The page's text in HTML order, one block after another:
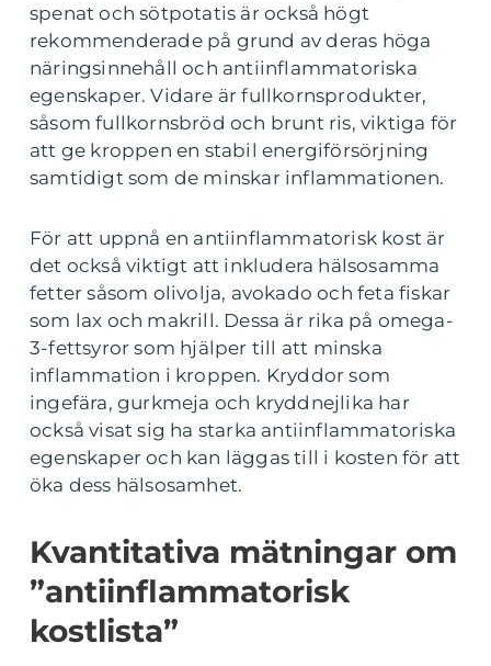
spenat och sötpotatis är också högt
rekommenderade på grund av deras höga
näringsinnehåll och antiinflammatoriska
egenskaper. Vidare är fullkornsprodukter,
såsom fullkornsbröd och brunt ris, viktiga för
att ge kroppen en stabil energiförsörjning
samtidigt som de minskar inflammationen.
För att uppnå en antiinflammatorisk kost är
det också viktigt att inkludera hälsosamma
fetter såsom olivolja, avokado och feta fiskar
som lax och makrill. Dessa är rika på omega-
3-fettsyror som hjälper till att minska
inflammation i kroppen. Kryddor som
ingefära, gurkmeja och kryddnejlika har
också visat sig ha starka antiinflammatoriska
egenskaper och kan läggas till i kosten för att
öka dess hälsosamhet.
Kvantitativa mätningar om
”antiinflammatorisk
kostlista”